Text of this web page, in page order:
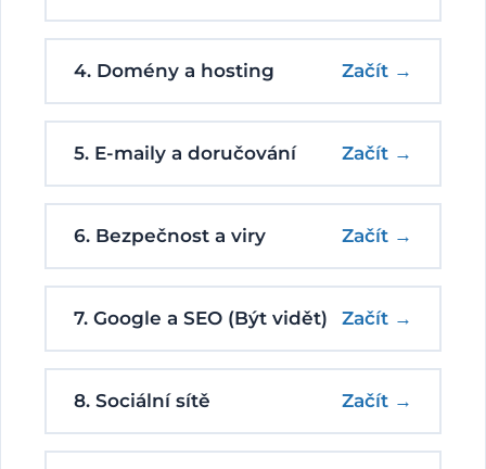
4. Domény a hosting Začít →
5. E-maily a doručování Začít →
6. Bezpečnost a viry Začít →
7. Google a SEO (Být vidět) Začít →
8. Sociální sítě Začít →